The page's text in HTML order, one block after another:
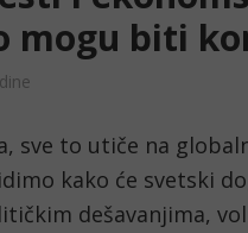
mogu biti
sve to utiče na
kako će svetski
dešavanjima,